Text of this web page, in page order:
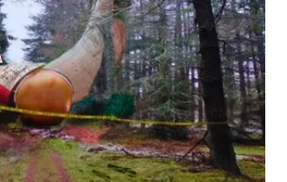
Murderer Report